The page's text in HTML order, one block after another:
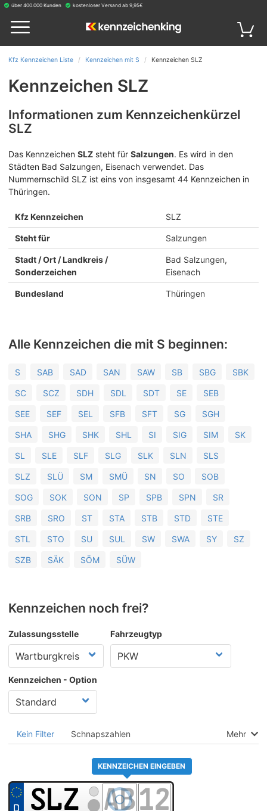
über 400.000 Kunden kostenloser Versand ab 9,95€
Kfz Kennzeichen Liste Kennzeichen mit S Kennzeichen SLZ
Kennzeichen SLZ
Informationen zum Kennzeichenkürzel
SLZ
Das Kennzeichen SLZ steht für Salzungen. Es wird in den
Städten Bad Salzungen, Eisenach verwendet. Das
Nummernschild SLZ ist eins von insgesamt 44 Kennzeichen in
Thüringen.
Kfz Kennzeichen SLZ
Steht für Salzungen
Stadt / Ort / Landkreis /
Sonderzeichen
Bad Salzungen,
Eisenach
Bundesland Thüringen
Alle Kennzeichen die mit S beginnen:
S SAB SAD SAN SAW SB SBG SBK
SC SCZ SDH SDL SDT SE SEB
SEE SEF SEL SFB SFT SG SGH
SHA SHG SHK SHL SI SIG SIM SK
SL SLE SLF SLG SLK SLN SLS
SLZ SLÜ SM SMÜ SN SO SOB
SOG SOK SON SP SPB SPN SR
SRB SRO ST STA STB STD STE
STL STO SU SUL SW SWA SY SZ
SZB SÄK SÖM SÜW
Kennzeichen noch frei?
Zulassungsstelle Fahrzeugtyp
Kennzeichen - Option
Kein Filter Schnapszahlen Mehr
KENNZEICHEN EINGEBEN